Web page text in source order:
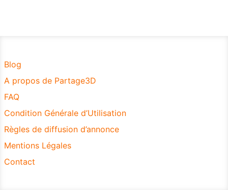
Blog
A propos de Partage3D
FAQ
Condition Générale d’Utilisation
Règles de diffusion d’annonce
Mentions Légales
Contact